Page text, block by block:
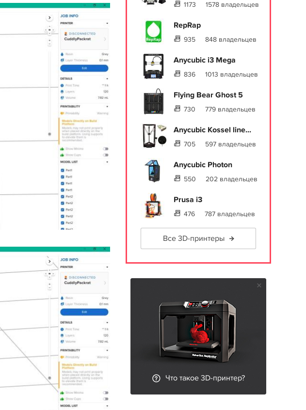
1173 1578 владельцев
RepRap
935 848 владельцев
Anycubic i3 Mega
836 1013 владельцев
Flying Bear Ghost 5
730 779 владельцев
Anycubic Kossel line...
705 597 владельцев
Anycubic Photon
550 202 владельцев
Prusa i3
476 787 владельцев
Все 3D-принтеры
Что такое 3D-принтер?